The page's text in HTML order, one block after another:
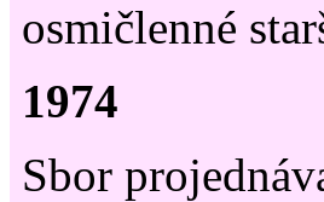
osmičlenné
1974
Sbor